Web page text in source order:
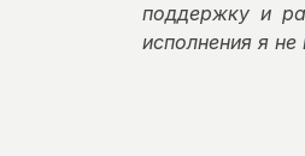
поддержку и
исполнения я не